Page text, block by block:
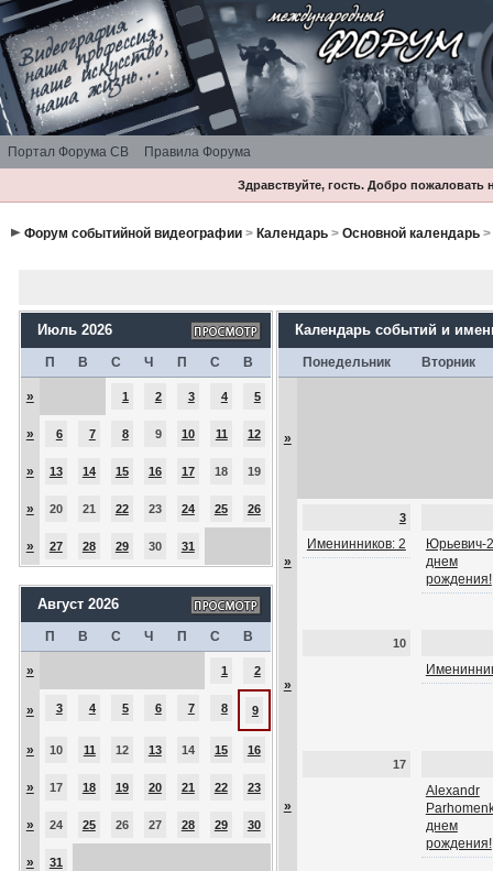
Портал Форума СВ Правила Форума
Здравствуйте, гость. Добро
Форум событийной видеографии> Календарь> Основной календарь>
Июль 2026
П В С Ч П С В
» 1 2 3 4 5
» 6 7 8 9 10 11 12
» 13 14 15 16 17 18 19
» 20 21 22 23 24 25 26
» 27 28 29 30 31
Август 2026
П В С Ч П С В
» 1 2
» 3 4 5 6 7 8 9
» 10 11 12 13 14 15 16
» 17 18 19 20 21 22 23
» 24 25 26 27 28 29 30
» 31
Календарь событий и
Понедельник Вторник
»
»
3
Именинников: 2
Юрьевич-
днем
рождения!
»
10
»
17
Alexandr
днем
рождения!